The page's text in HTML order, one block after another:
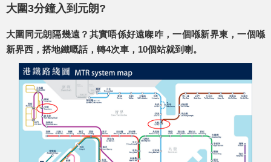
大圍3分鐘入到元朗?
大圍同元朗隔幾遠？其實唔係好遠㗎咋，一個喺新界東，一個喺
新界西，搭地鐵嘅話，轉4次車，10個站就到喇。